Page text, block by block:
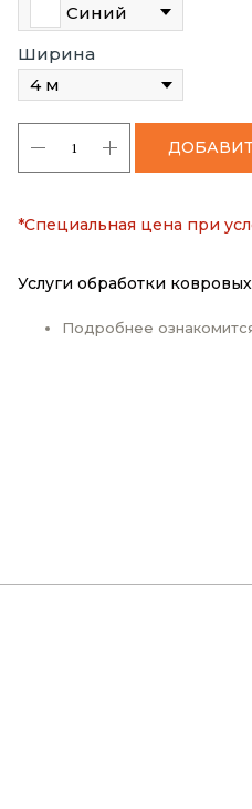
Синий
Ширина
*Специальная цена при
Услуги обработки
Подробнее